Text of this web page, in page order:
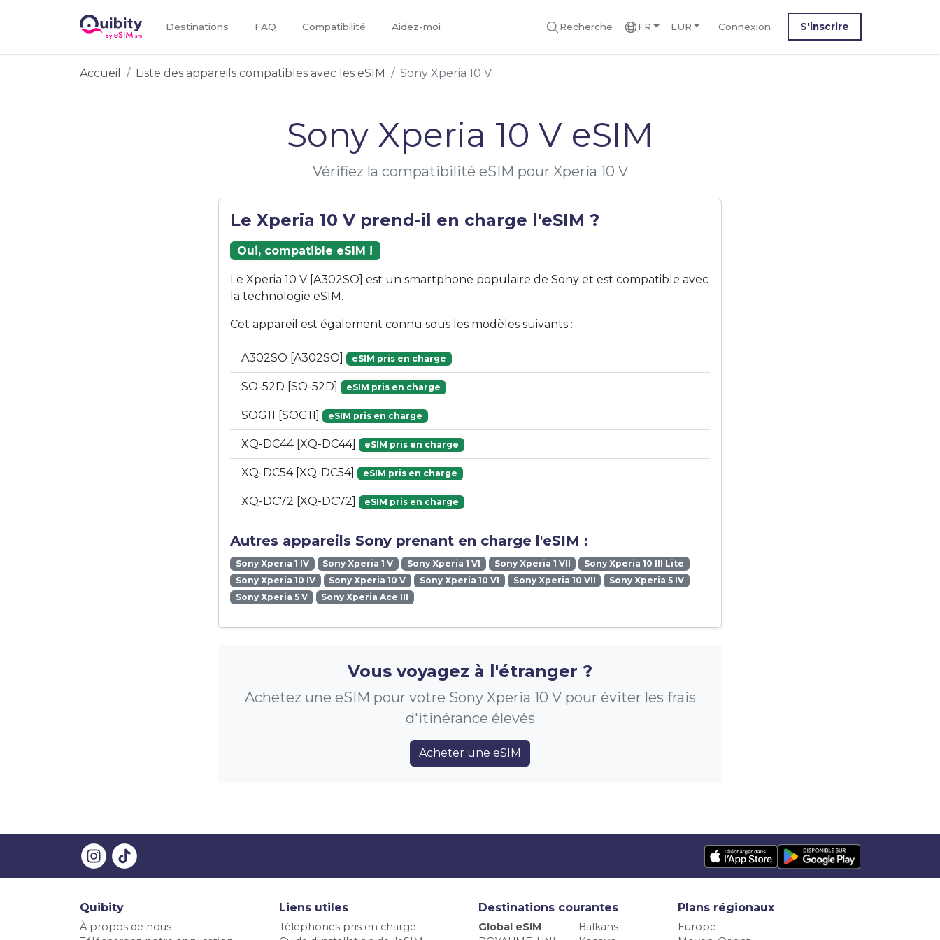
Destinations FAQ Compatibilité Aidez-moi Recherche FR EUR Connexion S'inscrire
Accueil Liste des appareils compatibles avec les eSIM Sony Xperia 10 V
Sony Xperia 10 V eSIM
Vérifiez la compatibilité eSIM pour Xperia 10 V
Le Xperia 10 V prend-il en charge l'eSIM ?
Oui, compatible eSIM !
Le Xperia 10 V [A302SO] est un smartphone populaire de Sony et est compatible avec
la technologie eSIM.
Cet appareil est également connu sous les modèles suivants :
A302SO [A302SO] eSIM pris en charge
SO-52D [SO-52D] eSIM pris en charge
SOG11 [SOG11] eSIM pris en charge
XQ-DC44 [XQ-DC44] eSIM pris en charge
XQ-DC54 [XQ-DC54] eSIM pris en charge
XQ-DC72 [XQ-DC72] eSIM pris en charge
Autres appareils Sony prenant en charge l'eSIM :
Sony Xperia 1 IV Sony Xperia 1 V Sony Xperia 1 VI Sony Xperia 1 VII
Sony Xperia 10 III Lite
Sony Xperia 10 IV
Sony Xperia 10 V Sony Xperia 10 VI Sony Xperia 10 VII
Sony Xperia 5 IV
Sony Xperia 5 V
Sony Xperia Ace III
Vous voyagez à l'étranger ?
Achetez une eSIM pour votre Sony Xperia 10 V pour éviter les frais
d'itinérance élevés
Acheter une eSIM
Quibity
À propos de nous
Liens utiles
Téléphones pris en charge
Destinations courantes
Global eSIM
Balkans
Plans régionaux
Europe